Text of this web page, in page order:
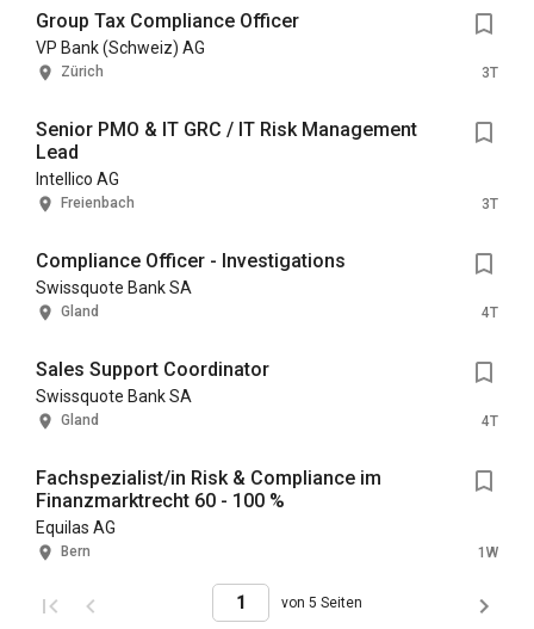
Group Tax Compliance Officer
VP Bank (Schweiz) AG
Zürich 3T
Senior PMO & IT GRC / IT Risk Management
Lead
Intellico AG
Freienbach 3T
Compliance Officer - Investigations
Swissquote Bank SA
Gland 4T
Sales Support Coordinator
Swissquote Bank SA
Gland 4T
Fachspezialist/in Risk & Compliance im
Finanzmarktrecht 60 - 100 %
Equilas AG
Bern 1W
von 5 Seiten